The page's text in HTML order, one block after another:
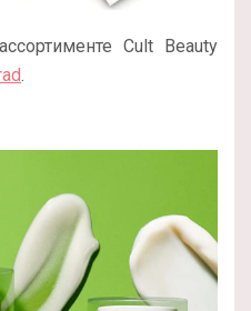
Cult Beauty
.